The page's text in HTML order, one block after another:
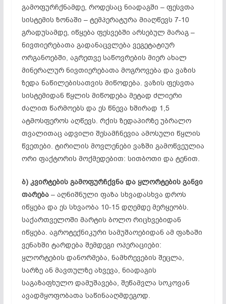
გამოფურჩქნამდე, როდესაც ნიადაგში – ფესვთა
სისტემის ზონაში – ტემპერატურა მიაღწევს 7-10
გრადუსამდე, იწყება ფესვებში არსებულ მარაგ –
ნივთიერებათა გადანაცვლება ვეგეტატიურ
ორგანოებში, აგრეთვე საწოვრების მიერ ახალ
მინერალურ ნივთიერებათა მოგროვება და ვაზის
ზედა ნაწილებისათვის მიწოდება. ვაზის ფესვთა
სისტემიდან წყლის მიწოდება მეტად ძლიერი
ძალით წარმოებს და ეს წნევა ხშირად 1,5
ატმოსფეროს აღწევს. რქის ზედაპირზე უბრალო
თვალითაც ადვილი შესამჩნევია ამოსული წყლის
წვეთები. ტირილის მოვლენები ვაზში გამოწვეულია
ორი ფაქტორის მოქმედებით: სითბოთი და ტენით.
ბ) კვირტების გამოფურჩქვნა და ყლორტების განვი
თარება– აღნიშნული ფაზა სხვადასხვა დროს
იწყება და ეს სხვაობა 10-15 დღემდე მერყეობს.
საქართველოში მარტის ბოლო რიცხვებიდან
იწყება. აგროტექნიკური სამუშაოებიდან ამ ფაზაში
ვენახში ტარდება შემდეგი ოპერაციები:
ყლორტების დანორმება, ნამხრევების შეცლა,
სარზე ან მავთულზე ახვევა, ნიადაგის
საგაზაფხულო დამუშავება, შეწამვლა სოკოვან
ავადმყოფობათა საწინააღმდეგოდ.